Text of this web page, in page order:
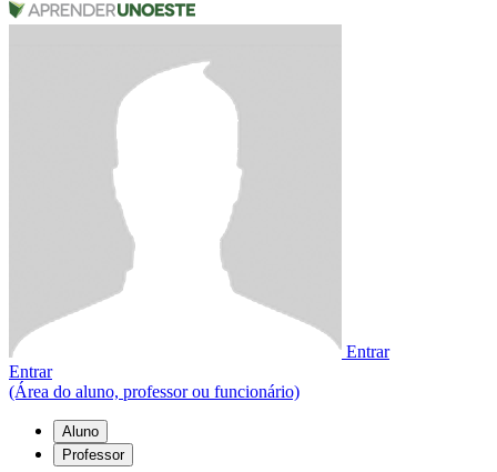
Entrar
Entrar
(Área do aluno, professor ou funcionário)
Aluno
Professor